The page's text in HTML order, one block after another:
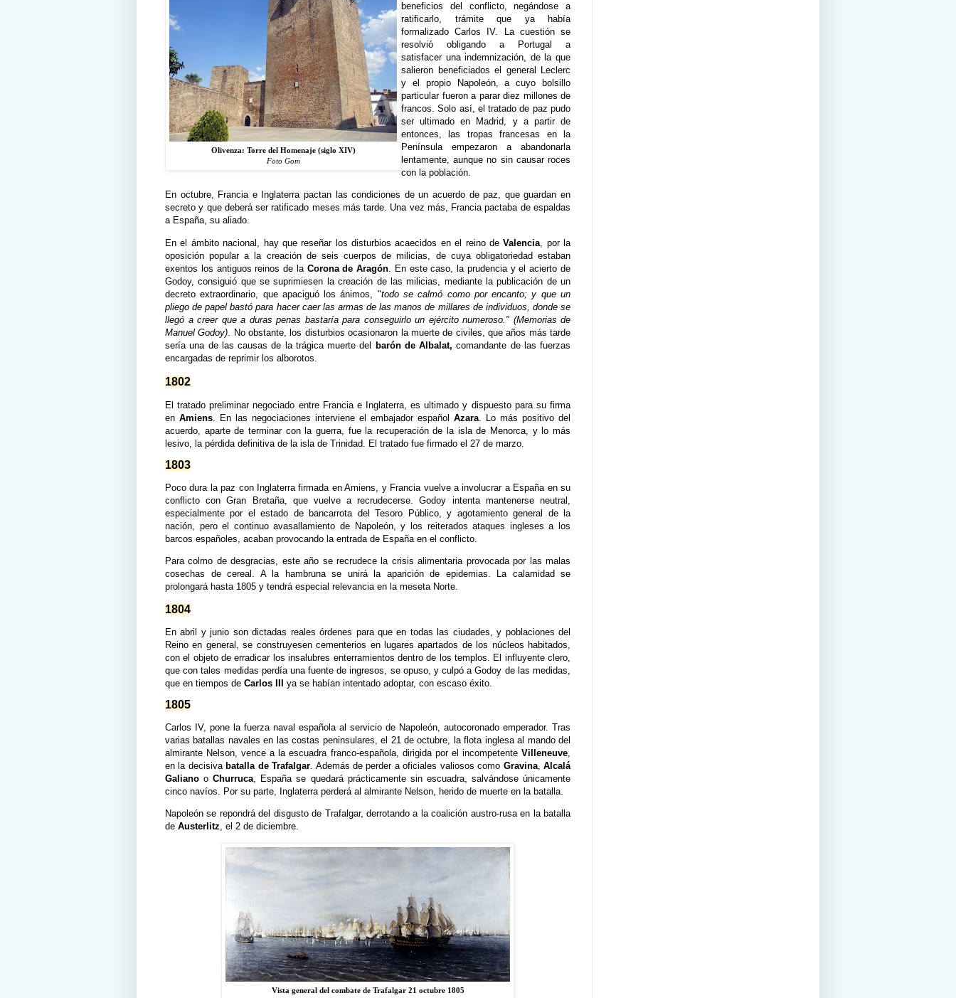
Olivenza: Torre del Homenaje (siglo XIV)
Foto Gom
beneficios del conflicto, negándose a
ratificarlo, trámite que ya había
formalizado Carlos IV. La cuestión se
resolvió obligando a Portugal a
satisfacer una indemnización, de la que
salieron beneficiados el general Leclerc
y el propio Napoleón, a cuyo bolsillo
particular fueron a parar diez millones de
francos. Solo así, el tratado de paz pudo
ser ultimado en Madrid, y a partir de
entonces, las tropas francesas en la
Península empezaron a abandonarla
lentamente, aunque no sin causar roces
con la población.
En octubre, Francia e Inglaterra pactan las condiciones de un acuerdo de paz, que guardan en
secreto y que deberá ser ratificado meses más tarde. Una vez más, Francia pactaba de espaldas
a España, su aliado.
En el ámbito nacional, hay que reseñar los disturbios acaecidos en el reino deValencia , por la
oposición popular a la creación de seis cuerpos de milicias, de cuya obligatoriedad estaban
exentos los antiguos reinos de la Corona de Aragón . En este caso, la prudencia y el acierto de
Godoy, consiguió que se suprimiesen la creación de las milicias, mediante la publicación de un
decreto extraordinario, que apaciguó los ánimos, "todo se calmó como por encanto; y que un
pliego de papel bastó para hacer caer las armas de las manos de millares de individuos, donde se
llegó a creer que a duras penas bastaría para conseguirlo un ejército numeroso." (Memorias de
Manuel Godoy) . No obstante, los disturbios ocasionaron la muerte de civiles, que años más tarde
sería una de las causas de la trágica muerte del barón de Albalat, comandante de las fuerzas
encargadas de reprimir los alborotos.
1802
El tratado preliminar negociado entre Francia e Inglaterra, es ultimado y dispuesto para su firma
en Amiens . En las negociaciones interviene el embajador español Azara . Lo más positivo del
acuerdo, aparte de terminar con la guerra, fue la recuperación de la isla de Menorca, y lo más
lesivo, la pérdida definitiva de la isla de Trinidad. El tratado fue firmado el 27 de marzo.
1803
Poco dura la paz con Inglaterra firmada en Amiens, y Francia vuelve a involucrar a España en su
conflicto con Gran Bretaña, que vuelve a recrudecerse. Godoy intenta mantenerse neutral,
especialmente por el estado de bancarrota del Tesoro Público, y agotamiento general de la
nación, pero el continuo avasallamiento de Napoleón, y los reiterados ataques ingleses a los
barcos españoles, acaban provocando la entrada de España en el conflicto.
Para colmo de desgracias, este año se recrudece la crisis alimentaria provocada por las malas
cosechas de cereal. A la hambruna se unirá la aparición de epidemias. La calamidad se
prolongará hasta 1805 y tendrá especial relevancia en la meseta Norte.
1804
En abril y junio son dictadas reales órdenes para que en todas las ciudades, y poblaciones del
Reino en general, se construyesen cementerios en lugares apartados de los núcleos habitados,
con el objeto de erradicar los insalubres enterramientos dentro de los templos. El influyente clero,
que con tales medidas perdía una fuente de ingresos, se opuso, y culpó a Godoy de las medidas,
que en tiempos de Carlos III ya se habían intentado adoptar, con escaso éxito.
1805
Carlos IV, pone la fuerza naval española al servicio de Napoleón, autocoronado emperador. Tras
varias batallas navales en las costas peninsulares, el 21 de octubre, la flota inglesa al mando del
almirante Nelson, vence a la escuadra franco-española, dirigida por el incompetente Villeneuve,
en la decisiva batalla de Trafalgar. Además de perder a oficiales valiosos como Gravina,Alcalá
Galiano oChurruca, España se quedará prácticamente sin escuadra, salvándose únicamente
cinco navíos. Por su parte, Inglaterra perderá al almirante Nelson, herido de muerte en la batalla.
Napoleón se repondrá del disgusto de Trafalgar, derrotando a la coalición austro-rusa en la batalla
de Austerlitz, el 2 de diciembre.
Vista general del combate de Trafalgar 21 octubre 1805